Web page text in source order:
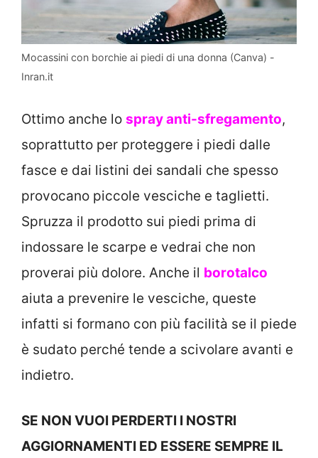
Mocassini con borchie ai piedi di una donna (Canva) -
Inran.it
Ottimo anche lo spray anti-sfregamento,
soprattutto per proteggere i piedi dalle
fasce e dai listini dei sandali che spesso
provocano piccole vesciche e taglietti.
Spruzza il prodotto sui piedi prima di
indossare le scarpe e vedrai che non
proverai più dolore. Anche il borotalco
aiuta a prevenire le vesciche, queste
infatti si formano con più facilità se il piede
è sudato perché tende a scivolare avanti e
indietro.
SE NON VUOI PERDERTI I NOSTRI
AGGIORNAMENTI ED ESSERE SEMPRE IL